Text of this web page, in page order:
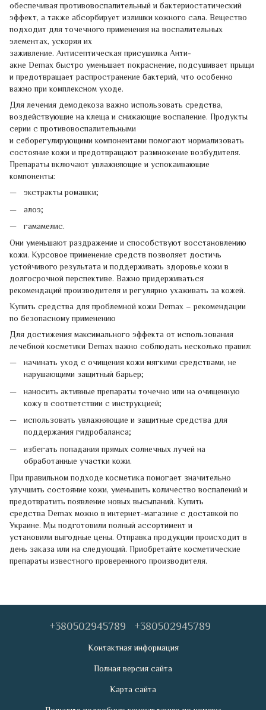
обеспечивая противовоспалительный и бактериостатический
эффект, а также абсорбирует излишки кожного сала. Вещество
подходит для точечного применения на воспалительных
элементах, ускоряя их
заживление. Антисептическая присушилка Анти-
акне Demax быстро уменьшает покраснение, подсушивает прыщи
и предотвращает распространение бактерий, что особенно
важно при комплексном уходе.
Для лечения демодекоза важно использовать средства,
воздействующие на клеща и снижающие воспаление. Продукты
серии с противовоспалительными
и себорегулирующими компонентами помогают нормализовать
состояние кожи и предотвращают размножение возбудителя.
Препараты включают увлажняющие и успокаивающие
компоненты:
экстракты ромашки;
алоэ;
гамамелис.
Они уменьшают раздражение и способствуют восстановлению
кожи. Курсовое применение средств позволяет достичь
устойчивого результата и поддерживать здоровье кожи в
долгосрочной перспективе. Важно придерживаться
рекомендаций производителя и регулярно ухаживать за кожей.
Купить средства для проблемной кожи Demax – рекомендации
по безопасному применению
Для достижения максимального эффекта от использования
лечебной косметики Demax важно соблюдать несколько правил:
начинать уход с очищения кожи мягкими средствами, не
нарушающими защитный барьер;
наносить активные препараты точечно или на очищенную
кожу в соответствии с инструкцией;
использовать увлажняющие и защитные средства для
поддержания гидробаланса;
избегать попадания прямых солнечных лучей на
обработанные участки кожи.
При правильном подходе косметика помогает значительно
улучшить состояние кожи, уменьшить количество воспалений и
предотвратить появление новых высыпаний. Купить
средства Demax можно в интернет-магазине с доставкой по
Украине. Мы подготовили полный ассортимент и
установили выгодные цены. Отправка продукции происходит в
день заказа или на следующий. Приобретайте косметические
препараты известного проверенного производителя.
+380502945789 +380502945789
Контактная информация
Полная версия сайта
Карта сайта